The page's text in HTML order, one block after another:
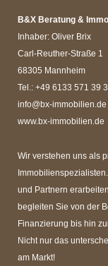
B&X Beratung &
Inhaber: Oliver Brix
Carl-Reuther-Straße 1
68305 Mannheim
Tel.: +49 6133 571 39
info@bx-immobilien.de
www.bx-immobilien.de
Wir verstehen uns als
und Partnern
begleiten Sie von der
Finanzierung bis hin
Nicht nur das
am Markt!